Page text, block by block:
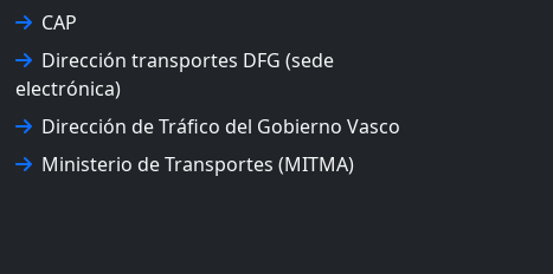
CAP
Dirección transportes DFG (sede
electrónica)
Dirección de Tráfico del Gobierno Vasco
Ministerio de Transportes (MITMA)